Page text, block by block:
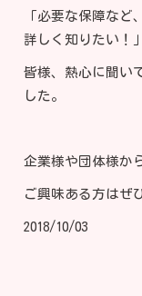
「必要な保障など
詳しく知りたい！
皆様、熱心に聞い
した。
企業様や団体様か
ご興味ある方はぜ
2018/10/03